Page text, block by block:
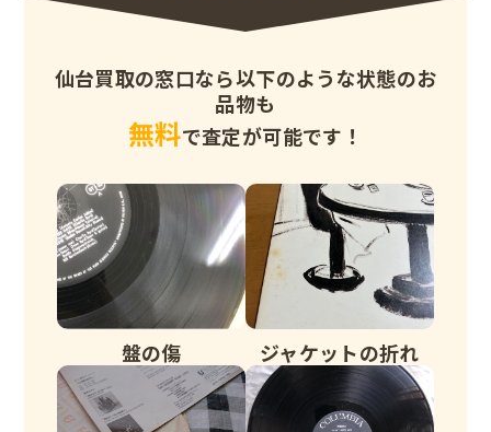
仙台買取の窓口なら以下のような状態のお
品物も
無料で査定が可能です！
盤の傷 ジャケットの折れ